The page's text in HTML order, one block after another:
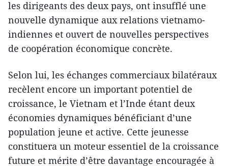
les dirigeants des deux pays, ont insufflé une
nouvelle dynamique aux relations vietnamo-
indiennes et ouvert de nouvelles perspectives
de coopération économique concrète.
Selon lui, les échanges commerciaux bilatéraux
recèlent encore un important potentiel de
croissance, le Vietnam et l’Inde étant deux
économies dynamiques bénéficiant d’une
population jeune et active. Cette jeunesse
constituera un moteur essentiel de la croissance
future et mérite d’être davantage encouragée à